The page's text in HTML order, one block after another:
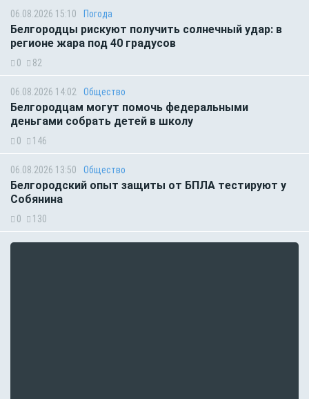
06.08.2026 15:10 Погода
Белгородцы рискуют получить солнечный удар: в
регионе жара под 40 градусов
0 82
06.08.2026 14:02 Общество
Белгородцам могут помочь федеральными
деньгами собрать детей в школу
0 146
06.08.2026 13:50 Общество
Белгородский опыт защиты от БПЛА тестируют у
Собянина
0 130